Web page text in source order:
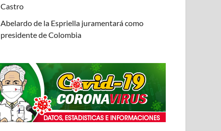
Castro
Abelardo de la Espriella juramentará como
presidente de Colombia